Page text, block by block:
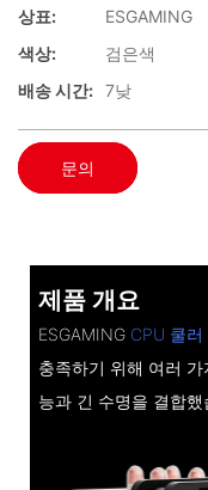
상표:
ESGAMING
색상:
검은색
배송 시간: 7낮
문의
제품 개요
ESGAMING CPU 쿨러
충족하기 위해 여러
능과 긴 수명을 결합했